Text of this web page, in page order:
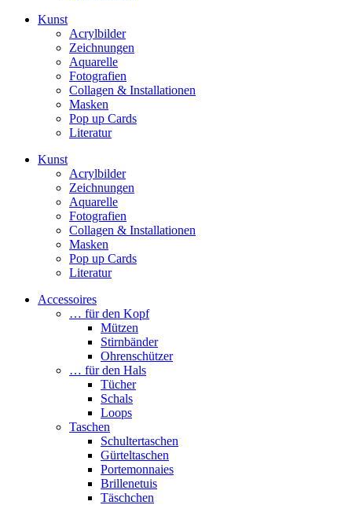
Kunst
Acrylbilder
Zeichnungen
Aquarelle
Fotografien
Collagen & Installationen
Masken
Pop up Cards
Literatur
Kunst
Acrylbilder
Zeichnungen
Aquarelle
Fotografien
Collagen & Installationen
Masken
Pop up Cards
Literatur
Accessoires
… für den Kopf
Mützen
Stirnbänder
Ohrenschützer
… für den Hals
Tücher
Schals
Loops
Taschen
Schultertaschen
Gürteltaschen
Portemonnaies
Brillenetuis
Täschchen